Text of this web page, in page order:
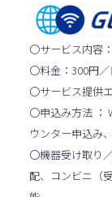
〇サービス内容
〇料金：300円／
〇サービス提供
〇申込み方法 ：
ウンター申込み
〇機器受け取り
配、コンビニ（